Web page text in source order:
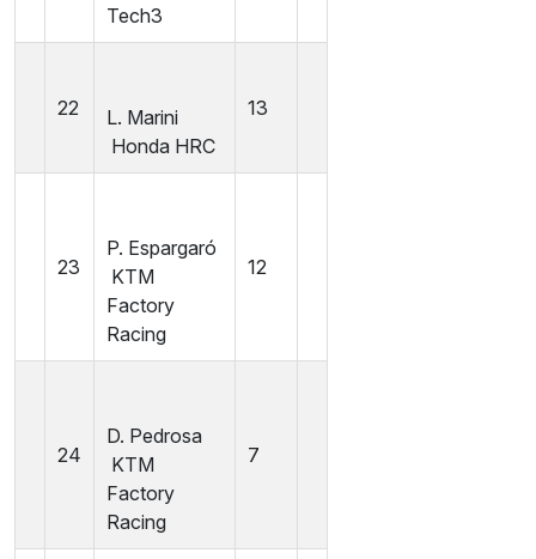
Tech3
22
L. Marini
Honda HRC
13
23
P. Espargaró
KTM
Factory
Racing
12
24
D. Pedrosa
KTM
Factory
Racing
7